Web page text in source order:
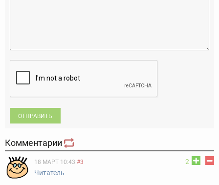
ОТПРАВИТЬ
Комментарии
2
18 МАРТ 10:43 #3
Читатель